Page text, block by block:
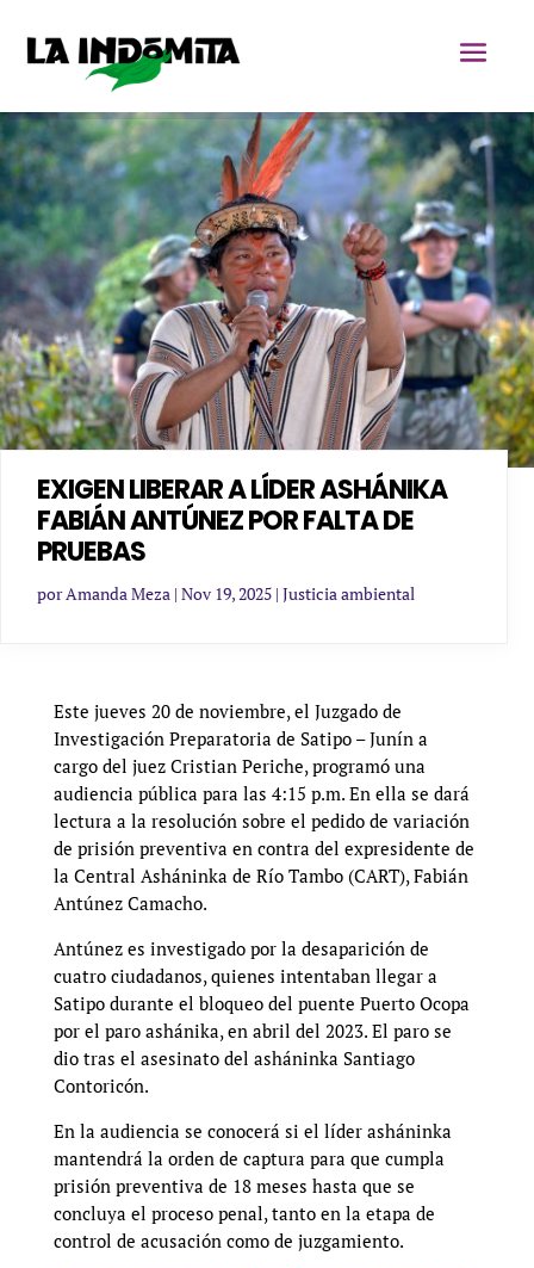
EXIGEN LIBERAR A LÍDER ASHÁNIKA
FABIÁN ANTÚNEZ POR FALTA DE
PRUEBAS
porAmanda Meza | Nov 19, 2025 | Justicia ambiental
Este jueves 20 de noviembre, el Juzgado de
Investigación Preparatoria de Satipo – Junín a
cargo del juez Cristian Periche, programó una
audiencia pública para las 4:15 p.m. En ella se dará
lectura a la resolución sobre el pedido de variación
de prisión preventiva en contra del expresidente de
la Central Asháninka de Río Tambo (CART), Fabián
Antúnez Camacho.
Antúnez es investigado por la desaparición de
cuatro ciudadanos, quienes intentaban llegar a
Satipo durante el bloqueo del puente Puerto Ocopa
por el paro ashánika, en abril del 2023. El paro se
dio tras el asesinato del asháninka Santiago
Contoricón.
En la audiencia se conocerá si el líder asháninka
mantendrá la orden de captura para que cumpla
prisión preventiva de 18 meses hasta que se
concluya el proceso penal, tanto en la etapa de
control de acusación como de juzgamiento.